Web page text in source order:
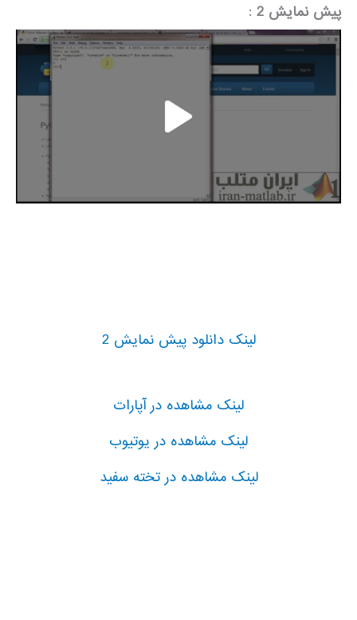
پیش نمایش 2 :
لینک دانلود پیش نمایش 2
لینک مشاهده در آپارات
لینک مشاهده در یوتیوب
لینک مشاهده در تخته سفید